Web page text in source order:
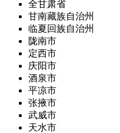
全甘肃省
甘南藏族自治州
临夏回族自治州
陇南市
定西市
庆阳市
酒泉市
平凉市
张掖市
武威市
天水市